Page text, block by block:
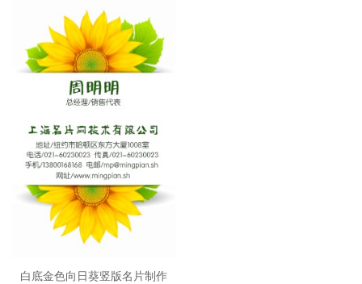
白底金色向日葵竖版名片制作